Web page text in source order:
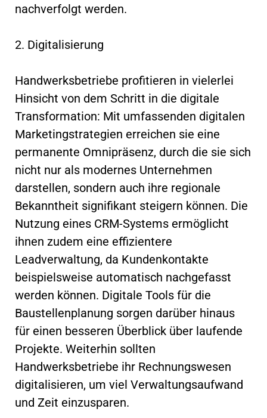
nachverfolgt werden.
2. Digitalisierung
Handwerksbetriebe profitieren in vielerlei
Hinsicht von dem Schritt in die digitale
Transformation: Mit umfassenden digitalen
Marketingstrategien erreichen sie eine
permanente Omnipräsenz, durch die sie sich
nicht nur als modernes Unternehmen
darstellen, sondern auch ihre regionale
Bekanntheit signifikant steigern können. Die
Nutzung eines CRM-Systems ermöglicht
ihnen zudem eine effizientere
Leadverwaltung, da Kundenkontakte
beispielsweise automatisch nachgefasst
werden können. Digitale Tools für die
Baustellenplanung sorgen darüber hinaus
für einen besseren Überblick über laufende
Projekte. Weiterhin sollten
Handwerksbetriebe ihr Rechnungswesen
digitalisieren, um viel Verwaltungsaufwand
und Zeit einzusparen.